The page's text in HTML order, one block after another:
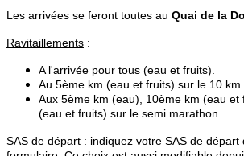
Les arrivées se feront toutes au Quai de la
Ravitaillements :
A l'arrivée pour tous (eau et fruits).
Au 5ème km (eau et fruits) sur le 10 km.
Aux 5ème km (eau), 10ème km (eau et
(eau et fruits) sur le semi marathon.
SAS de départ : indiquez votre SAS de